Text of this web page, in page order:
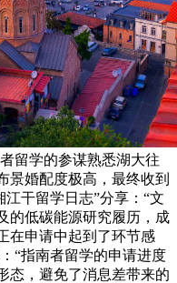
留学的参谋熟悉湖大往
景婚配度极高，最终收到
干留学日志”分享：“文
的低碳能源研究履历，成
在申请中起到了环节感
“指南者留学的申请进度
态，避免了消息差带来的